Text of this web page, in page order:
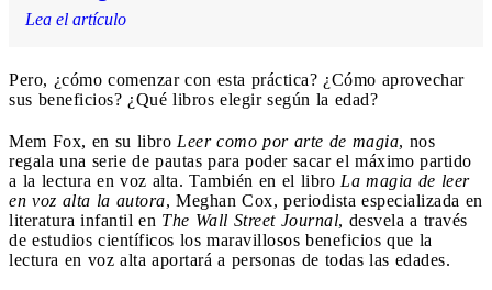
Lea el artículo
Pero, ¿cómo comenzar con esta práctica? ¿Cómo aprovechar
sus beneficios? ¿Qué libros elegir según la edad?
Mem Fox, en su libro Leer como por arte de magia, nos
regala una serie de pautas para poder sacar el máximo partido
a la lectura en voz alta. También en el libro La magia de leer
en voz alta la autora, Meghan Cox, periodista especializada en
literatura infantil en The Wall Street Journal, desvela a través
de estudios científicos los maravillosos beneficios que la
lectura en voz alta aportará a personas de todas las edades.